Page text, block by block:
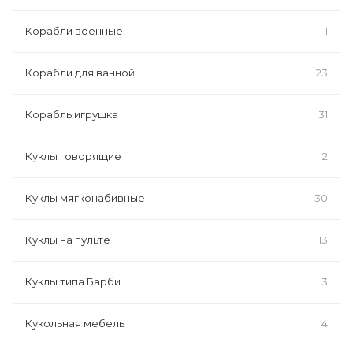
Корабли военные 1
Корабли для ванной 23
Корабль игрушка 31
Куклы говорящие 2
Куклы мягконабивные 30
Куклы на пульте 13
Куклы типа Барби 3
Кукольная мебель 4